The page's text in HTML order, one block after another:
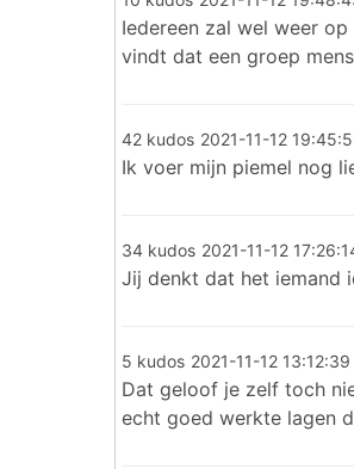
Iedereen zal wel weer
vindt dat een groep
42 kudos 2021-11-12
Ik voer mijn piemel nog
34 kudos 2021-11-12
Jij denkt dat het iemand
5 kudos 2021-11-12 13:12:39
Dat geloof je zelf toch
echt goed werkte lagen